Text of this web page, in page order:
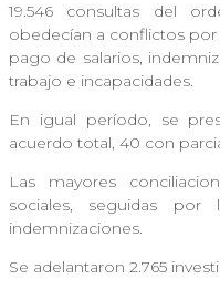
19.546 consultas del
obedecían a conflictos
pago de salarios,
trabajo e incapacidades.
En igual período, se
acuerdo total, 40 con
Las mayores
sociales, seguidas
indemnizaciones.
Se adelantaron 2.765